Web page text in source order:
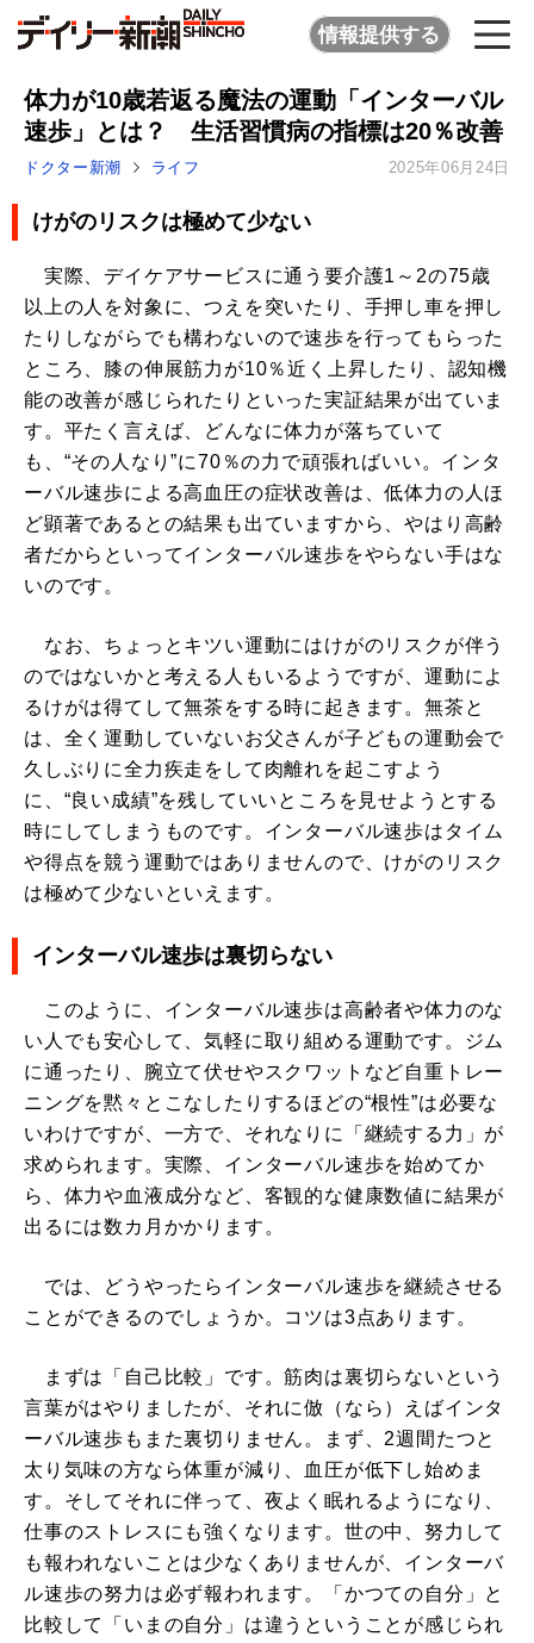
情報提供する
体力が10歳若返る魔法の運動「インターバル
速歩」とは？ 生活習慣病の指標は20％改善
ドクター新潮 ライフ 2025年06月24日
けがのリスクは極めて少ない
実際、デイケアサービスに通う要介護1～2の75歳
以上の人を対象に、つえを突いたり、手押し車を押し
たりしながらでも構わないので速歩を行ってもらった
ところ、膝の伸展筋力が10％近く上昇したり、認知機
能の改善が感じられたりといった実証結果が出ていま
す。平たく言えば、どんなに体力が落ちていて
も、“その人なり”に70％の力で頑張ればいい。インタ
ーバル速歩による高血圧の症状改善は、低体力の人ほ
ど顕著であるとの結果も出ていますから、やはり高齢
者だからといってインターバル速歩をやらない手はな
いのです。
なお、ちょっとキツい運動にはけがのリスクが伴う
のではないかと考える人もいるようですが、運動によ
るけがは得てして無茶をする時に起きます。無茶と
は、全く運動していないお父さんが子どもの運動会で
久しぶりに全力疾走をして肉離れを起こすよう
に、“良い成績”を残していいところを見せようとする
時にしてしまうものです。インターバル速歩はタイム
や得点を競う運動ではありませんので、けがのリスク
は極めて少ないといえます。
インターバル速歩は裏切らない
このように、インターバル速歩は高齢者や体力のな
い人でも安心して、気軽に取り組める運動です。ジム
に通ったり、腕立て伏せやスクワットなど自重トレー
ニングを黙々とこなしたりするほどの“根性”は必要な
いわけですが、一方で、それなりに「継続する力」が
求められます。実際、インターバル速歩を始めてか
ら、体力や血液成分など、客観的な健康数値に結果が
出るには数カ月かかります。
では、どうやったらインターバル速歩を継続させる
ことができるのでしょうか。コツは3点あります。
まずは「自己比較」です。筋肉は裏切らないという
言葉がはやりましたが、それに倣（なら）えばインタ
ーバル速歩もまた裏切りません。まず、2週間たつと
太り気味の方なら体重が減り、血圧が低下し始めま
す。そしてそれに伴って、夜よく眠れるようになり、
仕事のストレスにも強くなります。世の中、努力して
も報われないことは少なくありませんが、インターバ
ル速歩の努力は必ず報われます。「かつての自分」と
比較して「いまの自分」は違うということが感じられ